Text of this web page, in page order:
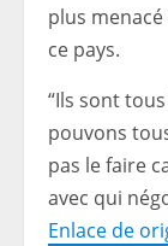
plus
ce pays.
“Ils sont
pouvons
pas le faire
avec qui
Enlace de